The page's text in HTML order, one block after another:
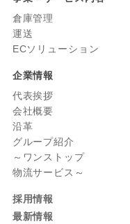
倉庫管理
運送
ECソリューション
企業情報
代表挨拶
会社概要
沿革
グループ紹介
～ワンストップ
物流サービス～
採用情報
最新情報